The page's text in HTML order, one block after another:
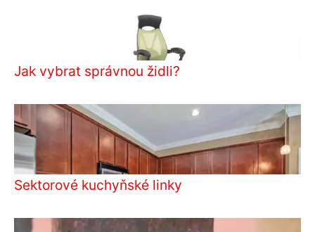
Jak vybrat správnou židli?
Sektorové kuchyňské linky